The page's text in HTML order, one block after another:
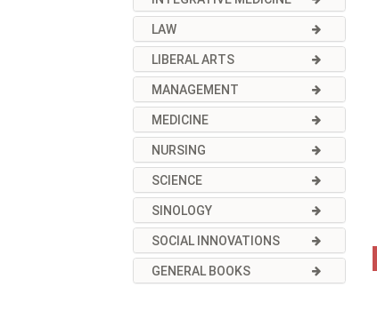
LAW
LIBERAL ARTS
MANAGEMENT
MEDICINE
NURSING
SCIENCE
SINOLOGY
SOCIAL INNOVATIONS
GENERAL BOOKS